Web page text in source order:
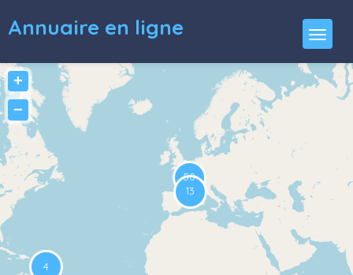
Annuaire en ligne
+
−